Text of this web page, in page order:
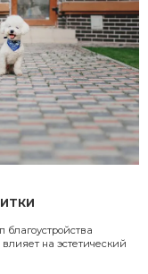
на эстетический